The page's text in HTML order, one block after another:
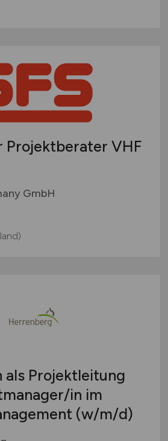
Projektberater VHF
GmbH
Projektleitung
in im
(w/m/d)